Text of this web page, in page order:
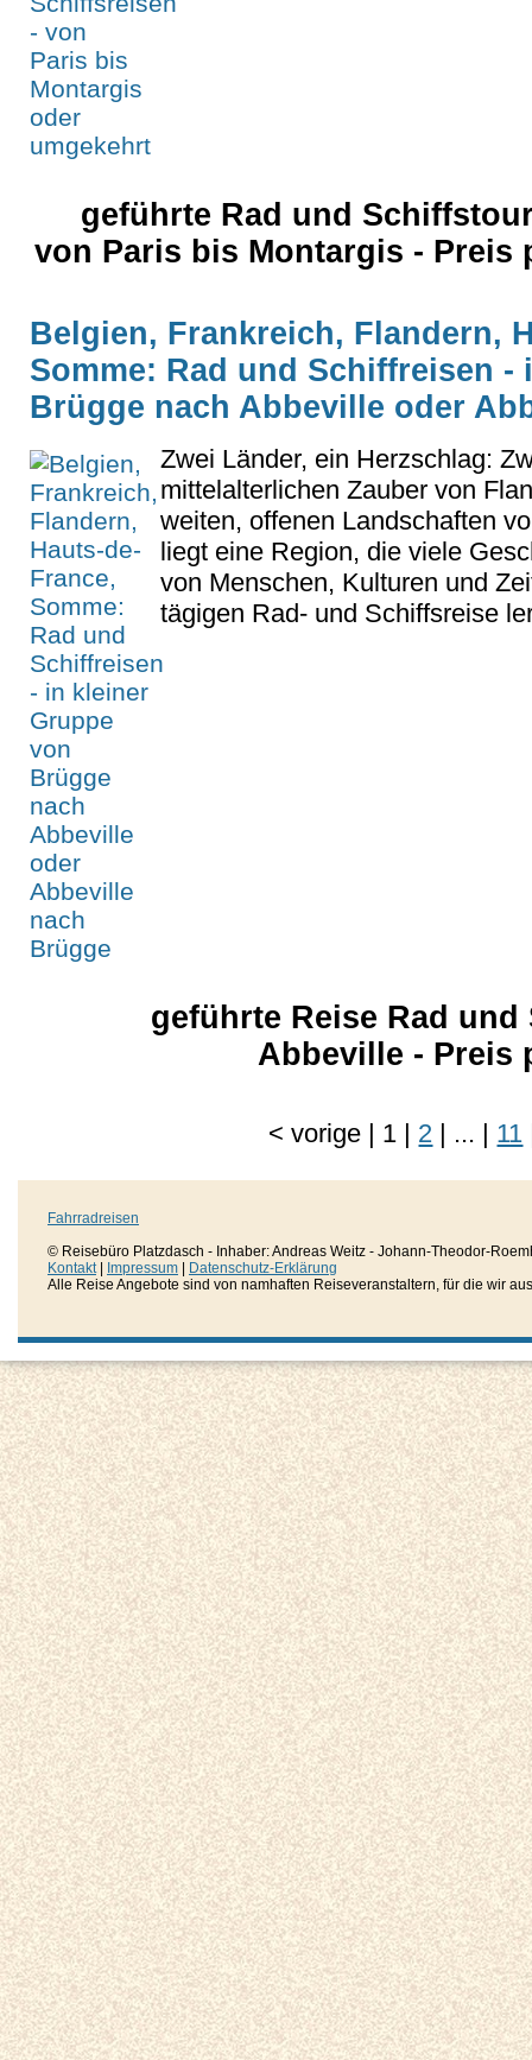
geführte Rad und
von Paris bis Montargis - Preis
Belgien, Frankreich, Flandern,
Somme: Rad und Schiffreisen
Brügge nach Abbeville oder
Zwei Länder, ein Herzschlag:
mittelalterlichen Zauber von
weiten, offenen Landschaften
liegt eine Region, die viele
von Menschen, Kulturen und
tägigen Rad- und Schiffsreise
geführte Reise Rad
Abbeville - Preis
<vorige | 1 | 2 | ... | 11
Fahrradreisen
© Reisebüro Platzdasch - Inhaber: Andreas Weitz - Johann-Theodor-
Kontakt| Impressum
Datenschutz-Erklärung
Alle Reise Angebote sind von namhaften Reiseveranstaltern, für die wir